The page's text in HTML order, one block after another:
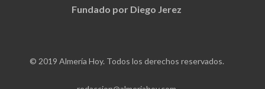
Fundado por Diego Jerez
© 2019 Almería Hoy. Todos los derechos reservados.